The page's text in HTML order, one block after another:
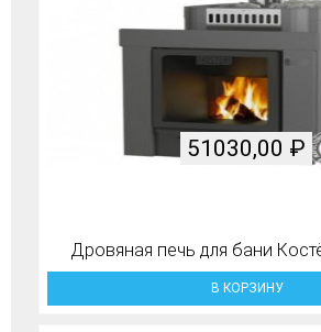
Дровяная печь для бани
51030,00 ₽
В КОРЗИНУ